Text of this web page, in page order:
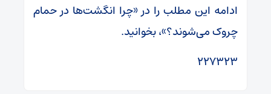
ادامه این مطلب را در «چرا انگشت‌ها در حمام
چروک می‌شوند؟»، بخوانید.
۲۲۷۳۲۳